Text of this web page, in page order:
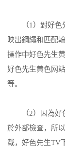
（1）對好色先
映出鋼繩和匹配
操作中好色先生
好色先生黄色网
等。
（2）因為好色
於外部檢查，所
载，好色先生TV